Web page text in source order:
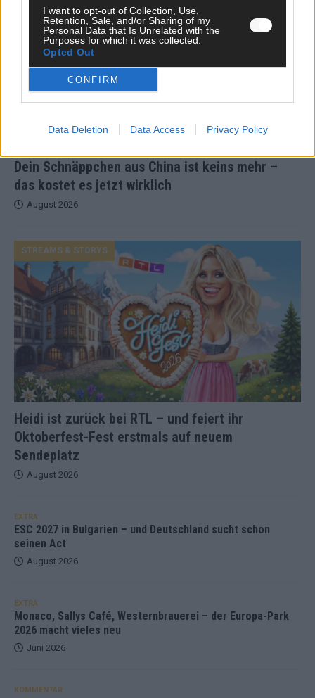
I want to opt-out of Collection, Use,
Retention, Sale, and/or Sharing of my
Personal Data that Is Unrelated with the
Purposes for which it was collected.
Opted Out
CONFIRM
Data Deletion Data Access Privacy Policy
Dein Schnäppchen aus China ist keins mehr –
das kostet es jetzt wirklich
August 2026
Heidi ist zurück bei RTL – und feiert ihr
Oktoberfest-Fest erstmals auf neuem
Sendeplatz
STREAMS & STORYS
August 2026
EXTRA
ESC 2027 in Bulgarien – und Deutschland sucht schon
seinen Act
August 2026
EXTRA
Monaco, Sallys Café, Westernbrauerei – der Europa-Park
2026 macht vieles neu
Juni 2026
KOMMENTAR